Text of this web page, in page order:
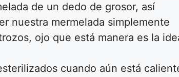
de un dedo de grosor, así
nuestra mermelada simplemente
ojo que está manera es la
cuando aún está